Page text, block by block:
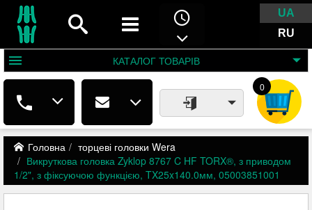
UA
RU
КАТАЛОГ ТОВАРІВ
0
Головна
торцеві головки Wera
Викруткова головка Zyklop 8767 C HF TORX®, з приводом
1/2", з фіксуючою функцією, TX25x140.0мм, 05003851001